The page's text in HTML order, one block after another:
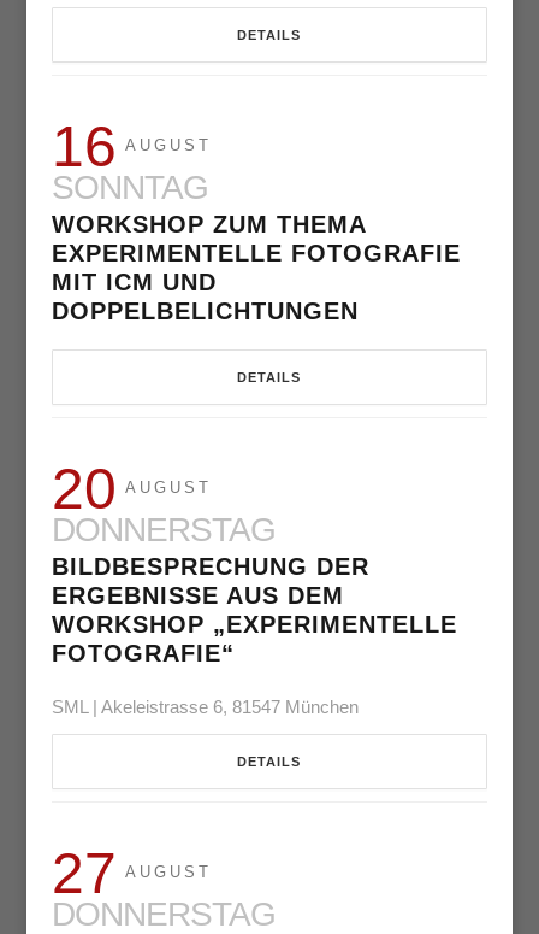
DETAILS
16 AUGUST
SONNTAG
WORKSHOP ZUM THEMA
EXPERIMENTELLE FOTOGRAFIE
MIT ICM UND
DOPPELBELICHTUNGEN
DETAILS
20 AUGUST
DONNERSTAG
BILDBESPRECHUNG DER
ERGEBNISSE AUS DEM
WORKSHOP „EXPERIMENTELLE
FOTOGRAFIE“
SML | Akeleistrasse 6, 81547 München
DETAILS
27 AUGUST
DONNERSTAG